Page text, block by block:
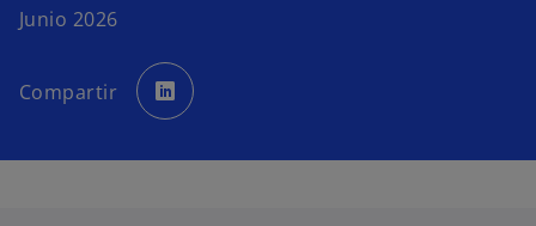
Junio 2026
Compartir e
a